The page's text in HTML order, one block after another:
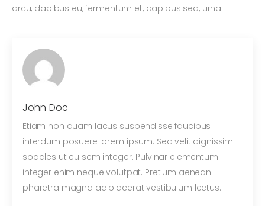
arcu, dapibus eu, fermentum et, dapibus sed, urna.
John Doe
Etiam non quam lacus suspendisse faucibus
interdum posuere lorem ipsum. Sed velit dignissim
sodales ut eu sem integer. Pulvinar elementum
integer enim neque volutpat. Pretium aenean
pharetra magna ac placerat vestibulum lectus.